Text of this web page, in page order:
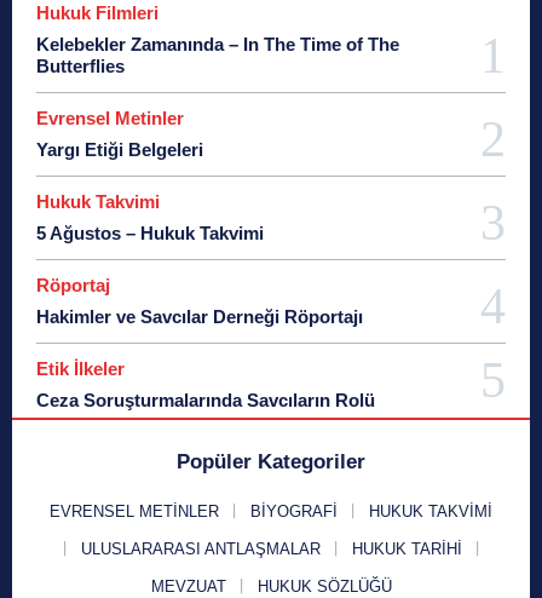
Hukuk Filmleri
Kelebekler Zamanında – In The Time of The
Butterflies
Evrensel Metinler
Yargı Etiği Belgeleri
Hukuk Takvimi
5 Ağustos – Hukuk Takvimi
Röportaj
Hakimler ve Savcılar Derneği Röportajı
Etik İlkeler
Ceza Soruşturmalarında Savcıların Rolü
Popüler Kategoriler
EVRENSEL METINLER BIYOGRAFI HUKUK TAKVIMI
ULUSLARARASI ANTLAŞMALAR HUKUK TARIHI
MEVZUAT HUKUK SÖZLÜĞÜ